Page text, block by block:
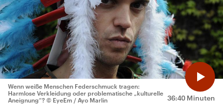
36:40 Minuten
Wenn weiße Menschen Federschmuck tragen:
Harmlose Verkleidung oder problematische „kulturelle
Aneignung“? © EyeEm / Ayo Marlin